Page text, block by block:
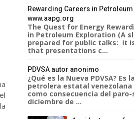
Rewarding Careers in
www.aapg.org
The Quest for Energy
in Petroleum Exploration (A
prepared for public talks: it
that presentations c...
PDVSA autor anonimo
¿Qué es la Nueva PDVSA? Es
petrolera estatal venezolana
como consecuencia del
diciembre de ...